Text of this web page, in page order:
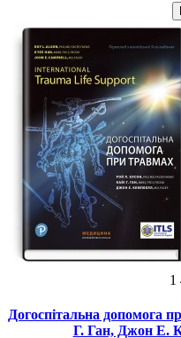
1
Догоспітальна допомога
Г. Ган, Джон Е.